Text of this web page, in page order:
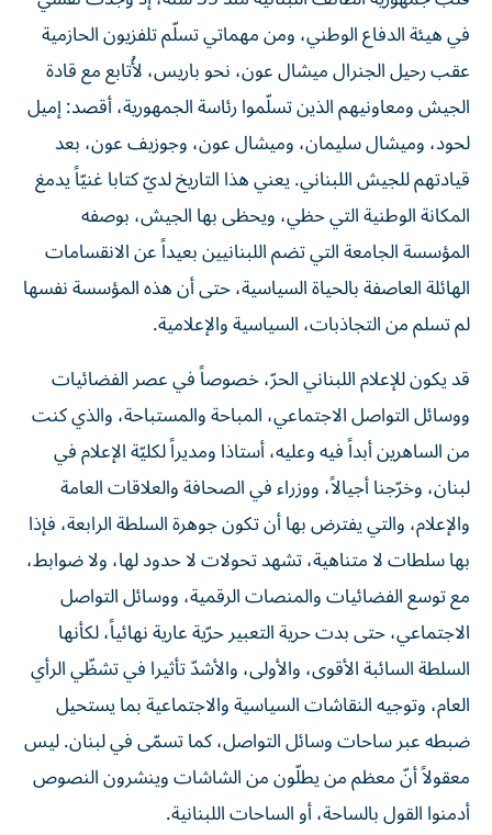
في هيئة الدفاع الوطني، ومن مهماتي تسلّم تلفزيون الحازمية
عقب رحيل الجنرال ميشال عون، نحو باريس، لأُتابع مع قادة
الجيش ومعاونيهم الذين تسلّموا رئاسة الجمهورية، أقصد: إميل
لحود، وميشال سليمان، وميشال عون، وجوزيف عون، بعد
قيادتهم للجيش اللبناني. يعني هذا التاريخ لديّ كتابا غنيّاً يدمغ
المكانة الوطنية التي حظي، ويحظى بها الجيش، بوصفه
المؤسسة الجامعة التي تضم اللبنانيين بعيداً عن الانقسامات
الهائلة العاصفة بالحياة السياسية، حتى أن هذه المؤسسة نفسها
لم تسلم من التجاذبات، السياسية والإعلامية.
قد يكون للإعلام اللبناني الحرّ، خصوصاً في عصر الفضائيات
ووسائل التواصل الاجتماعي، المباحة والمستباحة، والذي كنت
من الساهرين أبداً فيه وعليه، أستاذا ومديراً لكليّة الإعلام في
لبنان، وخرّجنا أجيالاً، ووزراء في الصحافة والعلاقات العامة
والإعلام، والتي يفترض بها أن تكون جوهرة السلطة الرابعة، فإذا
بها سلطات لا متناهية، تشهد تحولات لا حدود لها، ولا ضوابط،
مع توسع الفضائيات والمنصات الرقمية، ووسائل التواصل
الاجتماعي، حتى بدت حرية التعبير حرّية عارية نهائياً، لكأنها
السلطة السائبة الأقوى، والأولى، والأشدّ تأثيرا في تشظّي الرأي
العام، وتوجيه النقاشات السياسية والاجتماعية بما يستحيل
ضبطه عبر ساحات وسائل التواصل، كما تسمّى في لبنان. ليس
معقولاً أنّ معظم من يطلّون من الشاشات وينشرون النصوص
أدمنوا القول بالساحة، أو الساحات اللبنانية.